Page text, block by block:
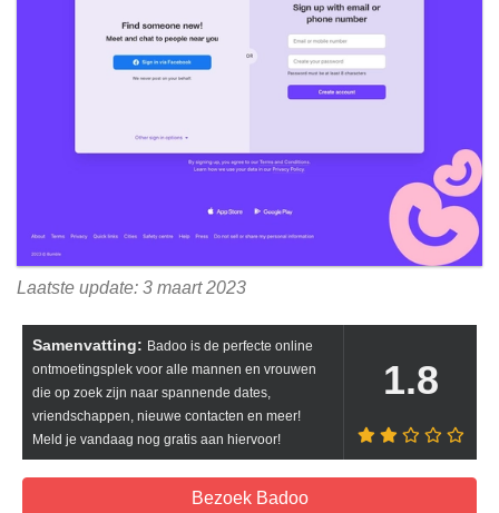
Laatste update: 3 maart 2023
Samenvatting: Badoo is de perfecte online
ontmoetingsplek voor alle mannen en vrouwen
die op zoek zijn naar spannende dates,
vriendschappen, nieuwe contacten en meer!
Meld je vandaag nog gratis aan hiervoor!
1.8
Bezoek Badoo